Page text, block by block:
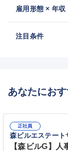
雇用形態 × 年収
注目条件
あなたにお
正社員
森ビルエステー
【森ビルG】